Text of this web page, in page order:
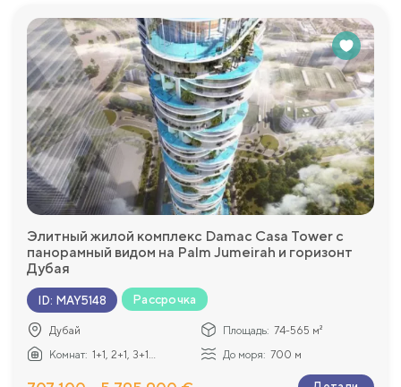
Элитный жилой комплекс Damac Casa Tower с
панорамный видом на Palm Jumeirah и горизонт
Дубая
ID: MAY5148 Рассрочка
Дубай Площадь: 74-565 м²
Комнат: 1+1, 2+1, 3+1... До моря: 700 м